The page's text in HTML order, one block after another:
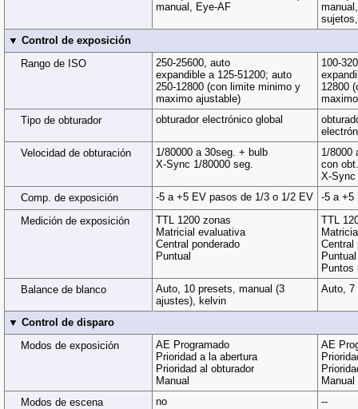
manual, Eye-AF
▼ Control de exposición
Rango de ISO
250-25600, auto
expandible a 125-51200; auto
250-12800 (con limite minimo y
maximo ajustable)
100-
12800
Tipo de obturador
obturador electrónico global
Velocidad de obturación
1/80000 a 30seg. + bulb
X-Sync 1/80000 seg.
1/8000
con
X-Sync
Comp. de exposición
-5 a +5 EV pasos de 1/3 o 1/2 EV
-5 a +5
Medición de exposición
TTL 1200 zonas
Matricial evaluativa
Central ponderado
Puntual
TTL
Central
Puntual
Puntos
Balance de blanco
Auto, 10 presets, manual (3
ajustes), kelvin
Auto, 7
▼ Control de disparo
Modos de exposición
AE Programado
Prioridad a la abertura
Prioridad al obturador
Manual
AE
Manual
Modos de escena
no
--